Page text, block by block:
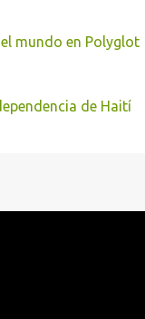
mundo en Polyglot
de Haití